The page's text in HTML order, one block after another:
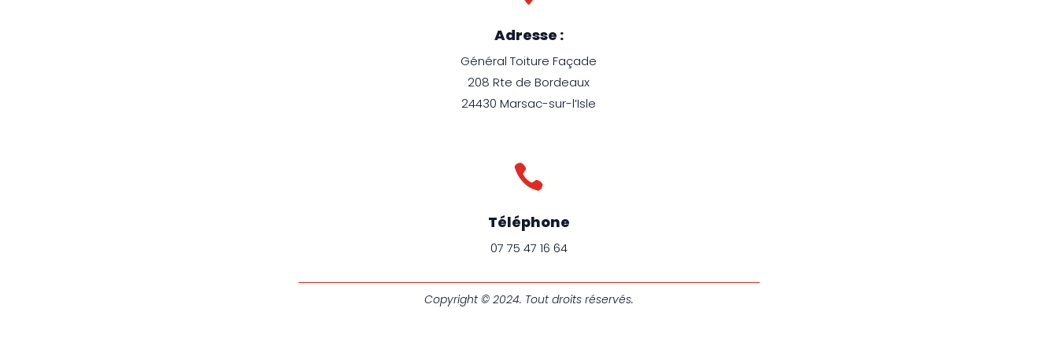
Adresse :
Général Toiture Façade
208 Rte de Bordeaux
24430 Marsac-sur-l’Isle

Téléphone
07 75 47 16 64
Copyright © 2024. Tout droits réservés.